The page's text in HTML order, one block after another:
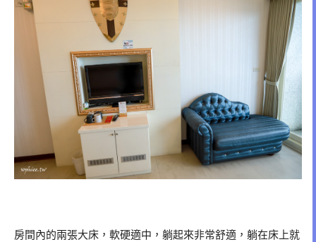
房間內的兩張大床，軟硬適中，躺起來非常舒適，躺在床上就